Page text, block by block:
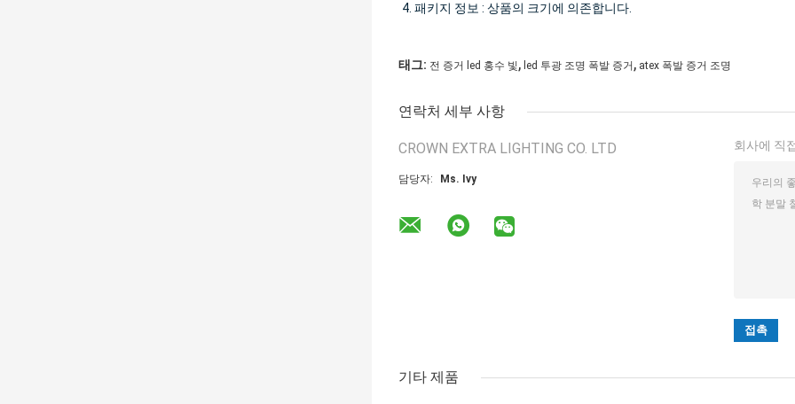
4. 패키지 정보 : 상품의 크기에 의존합니다.
태그: 전 증거 led 홍수 빛, led 투광 조명 폭발 증거 , atex 폭발 증거 조명
연락처 세부 사항
CROWN EXTRA LIGHTING CO. LTD
담당자: Ms. Ivy
회사에 직
기타 제품